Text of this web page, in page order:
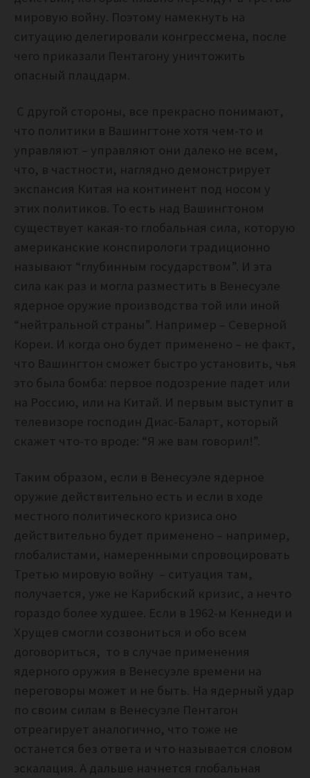
мировую войну. Поэтому намекнуть на
ситуацию делегировали конгрессмена, после
чего приказали Пентагону уничтожить
опасный плацдарм.
С другой стороны, все прекрасно понимают,
что политики в Вашингтоне хотя чем-то и
управляют – управляют они далеко не всем,
что, в частности, наглядно демонстрирует
экспансия Китая на континент под носом у
этих политиков. То есть над Вашингтоном
существует какая-то глобальная сила, которую
американские конспирологи традиционно
называют “глубинным государством”. И эта
сила как раз и могла разместить в Венесуэле
ядерное оружие производства той или иной
“нейтральной страны”. Например – Северной
Кореи. И когда оно будет применено – не факт,
что Вашингтон сможет быстро установить, чья
это была бомба: первое подозрение падет или
на Россию, или на Китай. И первым выступит в
телевизоре господин Диас-Баларт, который
скажет что-то вроде: “Я же вам говорил!”.
Таким образом, если в Венесуэле ядерное
оружие действительно есть и если в ходе
местного политического кризиса оно
действительно будет применено – например,
глобалистами, намеренными спровоцировать
Третью мировую войну – ситуация там,
получается, уже не Карибский кризис, а нечто
гораздо более худшее. Если в 1962-м Кеннеди и
Хрущев смогли созвониться и обо всем
договориться, то в случае применения
ядерного оружия в Венесуэле времени на
переговоры может и не быть. На ядерный удар
по своим силам в Венесуэле Пентагон
отреагирует аналогично, что тоже не
останется без ответа и что называется словом
эскалация. А дальше начнется глобальная